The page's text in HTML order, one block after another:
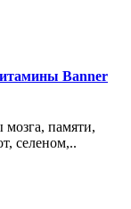
Banner
памяти,
селеном,..